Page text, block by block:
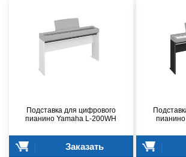
Подставка для цифрового
пианино Yamaha L-200WH
Заказать